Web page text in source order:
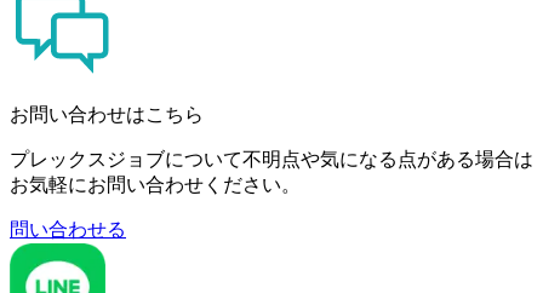
お問い合わせはこちら
プレックスジョブについて不明点や気になる点がある場合は
お気軽にお問い合わせください。
問い合わせる